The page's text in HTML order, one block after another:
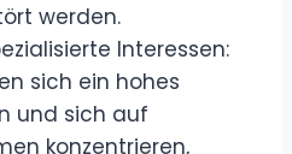
werden.
Interessen:
sich ein hohes
und sich auf
konzentrieren,